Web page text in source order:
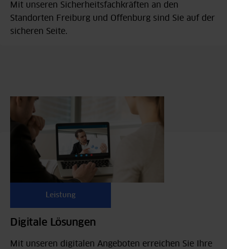
Mit unseren Sicherheitsfachkräften an den
Standorten Freiburg und Offenburg sind Sie auf der
sicheren Seite.
Leistung
Digitale Lösungen
Mit unseren digitalen Angeboten erreichen Sie Ihre